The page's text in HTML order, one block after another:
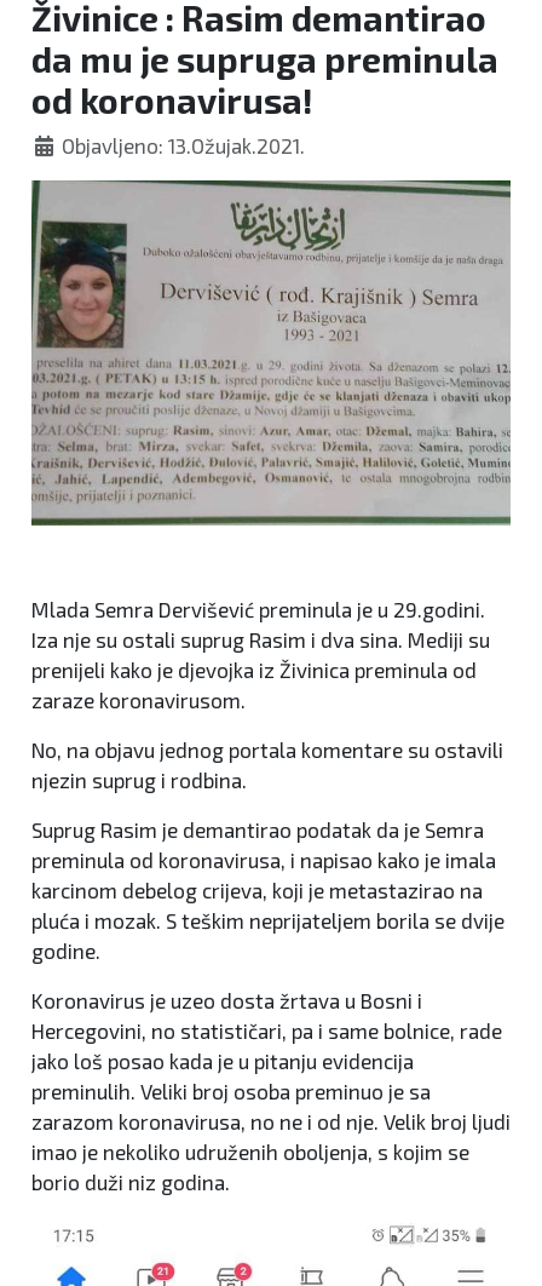
Živinice : Rasim demantirao
da mu je supruga preminula
od koronavirusa!
Objavljeno: 13.Ožujak.2021.
Mlada Semra Dervišević preminula je u 29.godini.
Iza nje su ostali suprug Rasim i dva sina. Mediji su
prenijeli kako je djevojka iz Živinica preminula od
zaraze koronavirusom.
No, na objavu jednog portala komentare su ostavili
njezin suprug i rodbina.
Suprug Rasim je demantirao podatak da je Semra
preminula od koronavirusa, i napisao kako je imala
karcinom debelog crijeva, koji je metastazirao na
pluća i mozak. S teškim neprijateljem borila se dvije
godine.
Koronavirus je uzeo dosta žrtava u Bosni i
Hercegovini, no statističari, pa i same bolnice, rade
jako loš posao kada je u pitanju evidencija
preminulih. Veliki broj osoba preminuo je sa
zarazom koronavirusa, no ne i od nje. Velik broj ljudi
imao je nekoliko udruženih oboljenja, s kojim se
borio duži niz godina.